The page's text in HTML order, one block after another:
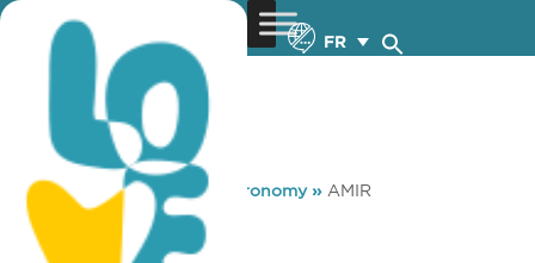
FR
You are here: Home »Gastronomy» AMIR
AMIR